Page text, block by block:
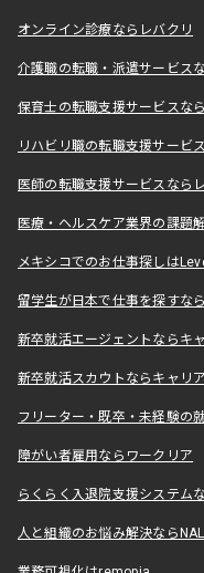
オンライン診療ならレバクリ
介護職の転職・派遣サービス
保育士の転職支援サービスな
リハビリ職の転職支援サービ
医師の転職支援サービスなら
医療・ヘルスケア業界の課題
メキシコでのお仕事探しは
留学生が日本で仕事を探すな
新卒就活エージェントならキ
新卒就活スカウトならキャリ
フリーター・既卒・未経験の
障がい者雇用ならワークリア
らくらく入退院支援システム
人と組織のお悩み解決なら